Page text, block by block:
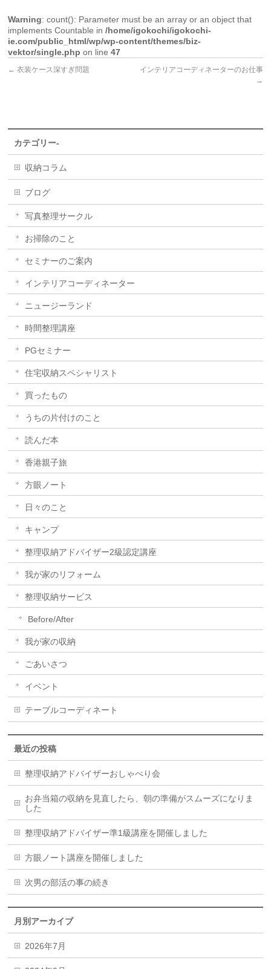
Warning: count(): Parameter must be an array or an object that
implements Countable in/home/igokochi/igokochi-
ie.com/public_html/wp/wp-content/themes/biz-
vektor/single.php on line47
← 衣装ケース深すぎ問題
インテリアコーディネーターのお仕事
→
カテゴリー-
収納コラム
ブログ
写真整理サークル
お掃除のこと
セミナーのご案内
インテリアコーディネーター
ニュージーランド
時間整理講座
PGセミナー
住宅収納スペシャリスト
買ったもの
うちの片付けのこと
読んだ本
香港親子旅
方眼ノート
日々のこと
キャンプ
整理収納アドバイザー2級認定講座
我が家のリフォーム
整理収納サービス
Before/After
我が家の収納
ごあいさつ
イベント
テーブルコーディネート
最近の投稿
整理収納アドバイザーおしゃべり会
お弁当箱の収納を見直したら、朝の準備がスムーズになりま
した
整理収納アドバイザー準1級講座を開催しました
方眼ノート講座を開催しました
次男の部活の事の続き
月別アーカイブ
2026年7月